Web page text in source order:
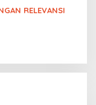
RELEVANSI